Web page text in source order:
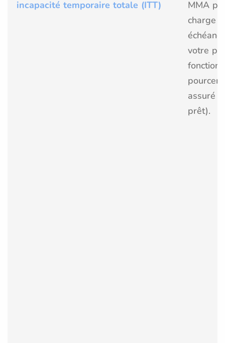
incapacité temporaire totale (ITT)
MMA
charge
votre
fonction
assuré
prêt).